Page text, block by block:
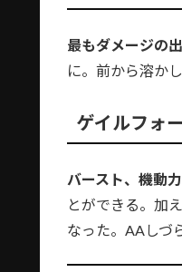
最もダメージの
に。前から溶か
ゲイルフォ
バースト、機動
とができる。加
なった。AAしづ